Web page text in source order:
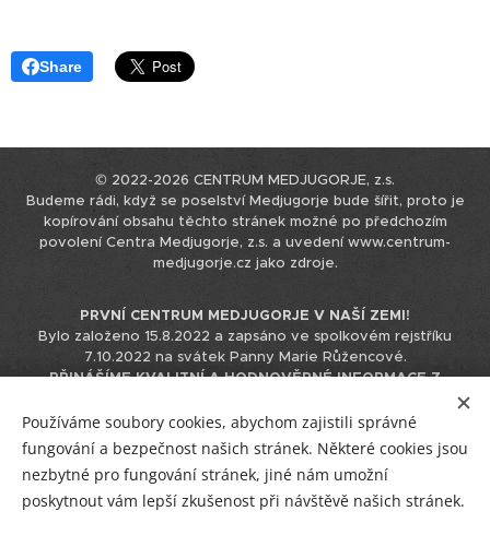
Share
© 2022-2026 CENTRUM MEDJUGORJE, z.s.
Budeme rádi, když se poselství Medjugorje bude šířit, proto je
kopírování obsahu těchto stránek možné po předchozím
povolení Centra Medjugorje, z.s. a uvedení www.centrum-
medjugorje.cz jako zdroje.
PRVNÍ CENTRUM MEDJUGORJE V NAŠÍ ZEMI!
Bylo založeno 15.8.2022 a zapsáno ve spolkovém rejstříku
7.10.2022 na svátek Panny Marie Růžencové.
PŘINÁŠÍME KVALITNÍ A HODNOVĚRNÉ INFORMACE Z
Tyto informace čerpáme přímo z originálního
zdroje v chorvatštině, nepoužíváme k tomu podklady již
přeložené do jiných jazyků, čímž eliminujeme možnost zkreslení
informace při překládání překladu.
IČO 17544866 / +420 723 230 310 / info@centrum-medjugorje.cz
Facebook/Instagram /YouTube
Používáme soubory cookies, abychom zajistili správné
fungování a bezpečnost našich stránek. Některé cookies jsou
nezbytné pro fungování stránek, jiné nám umožní
poskytnout vám lepší zkušenost při návštěvě našich stránek.